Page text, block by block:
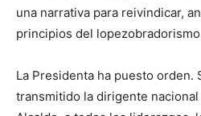
una narrativa para reivindicar,
principios del
La Presidenta ha puesto orden.
transmitido la dirigente